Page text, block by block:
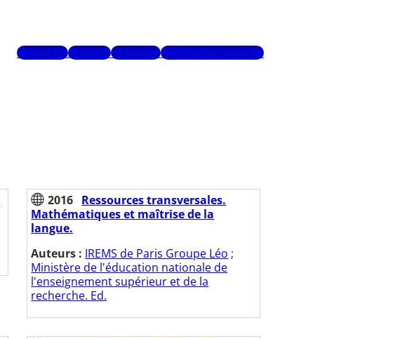
Mots-clésAuteursGlossaireRecherche avancée
2016 Ressources transversales.
Mathématiques et maîtrise de la
langue.
Auteurs : IREMS de Paris Groupe Léo ;
Ministère de l'éducation nationale de
l'enseignement supérieur et de la
recherche. Ed.